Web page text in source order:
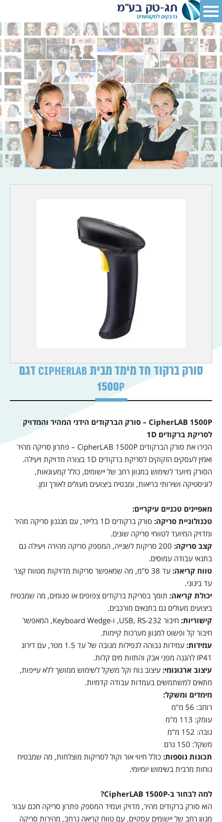
סורק ברקוד חד מימד מבית CipherLAB דגם
1500P
CipherLAB 1500P – סורק הברקודים הידני המהיר והמדויק
לסריקת ברקודים 1D
הכירו את סורק הברקודים CipherLAB 1500P – פתרון סריקה מהיר
ואמין לעסקים הזקוקים לסריקת ברקודים 1D בצורה מדויקת ויעילה.
הסורק מיועד לשימוש במגוון רחב של יישומים, כולל קמעונאות,
לוגיסטיקה ושירותי בריאות, ומבטיח ביצועים מעולים לאורך זמן.
מאפיינים טכניים עיקריים:
טכנולוגיית סריקה:
סורק ברקודים 1D בלייזר, עם מנגנון סריקה מהיר
ומדויק המיועד לטווחי סריקה שונים.
קצב סריקה:
200 סריקות לשנייה, המספק סריקה מהירה ויעילה גם
בתנאי עבודה עמוסים.
טווח קריאה:
עד 38 ס"מ, מה שמאפשר סריקות מדויקות מטווח קצר
עד בינוני.
יכולת קריאה: תומך בסריקת ברקודים צפופים או פגומים, מה שמבטיח
ביצועים מעולים גם בתנאים מורכבים.
קישוריות:
חיבור USB, RS-232, ו-Keyboard Wedge, המאפשר
חיבור קל ופשוט למגוון מערכות קיימות.
עמידות:
עמידות גבוהה לנפילות מגובה של עד 1.5 מטר, עם דירוג
IP41 להגנה מפני אבק והתזות מים קלות.
עיצוב ארגונומי: עיצוב נוח וקל משקל לשימוש ממושך ללא עייפות,
מתאים למשתמשים בעמדות עבודה קדמיות.
מימדים ומשקל:
רוחב: 56 מ"מ
עומק: 113 מ"מ
גובה: 152 מ"מ
משקל: 150 גרם
תכונות נוספות: כולל חיווי אור וקול לסריקות מוצלחות, מה שמבטיח
נוחות מרבית בשימוש יומיומי.
למה לבחור ב-CipherLAB 1500P?
הוא סורק ברקודים מהיר, מדויק ועמיד המספק פתרון סריקה חכם עבור
מגוון רחב של יישומים עסקיים. עם טווח קריאה נרחב, מהירות סריקה